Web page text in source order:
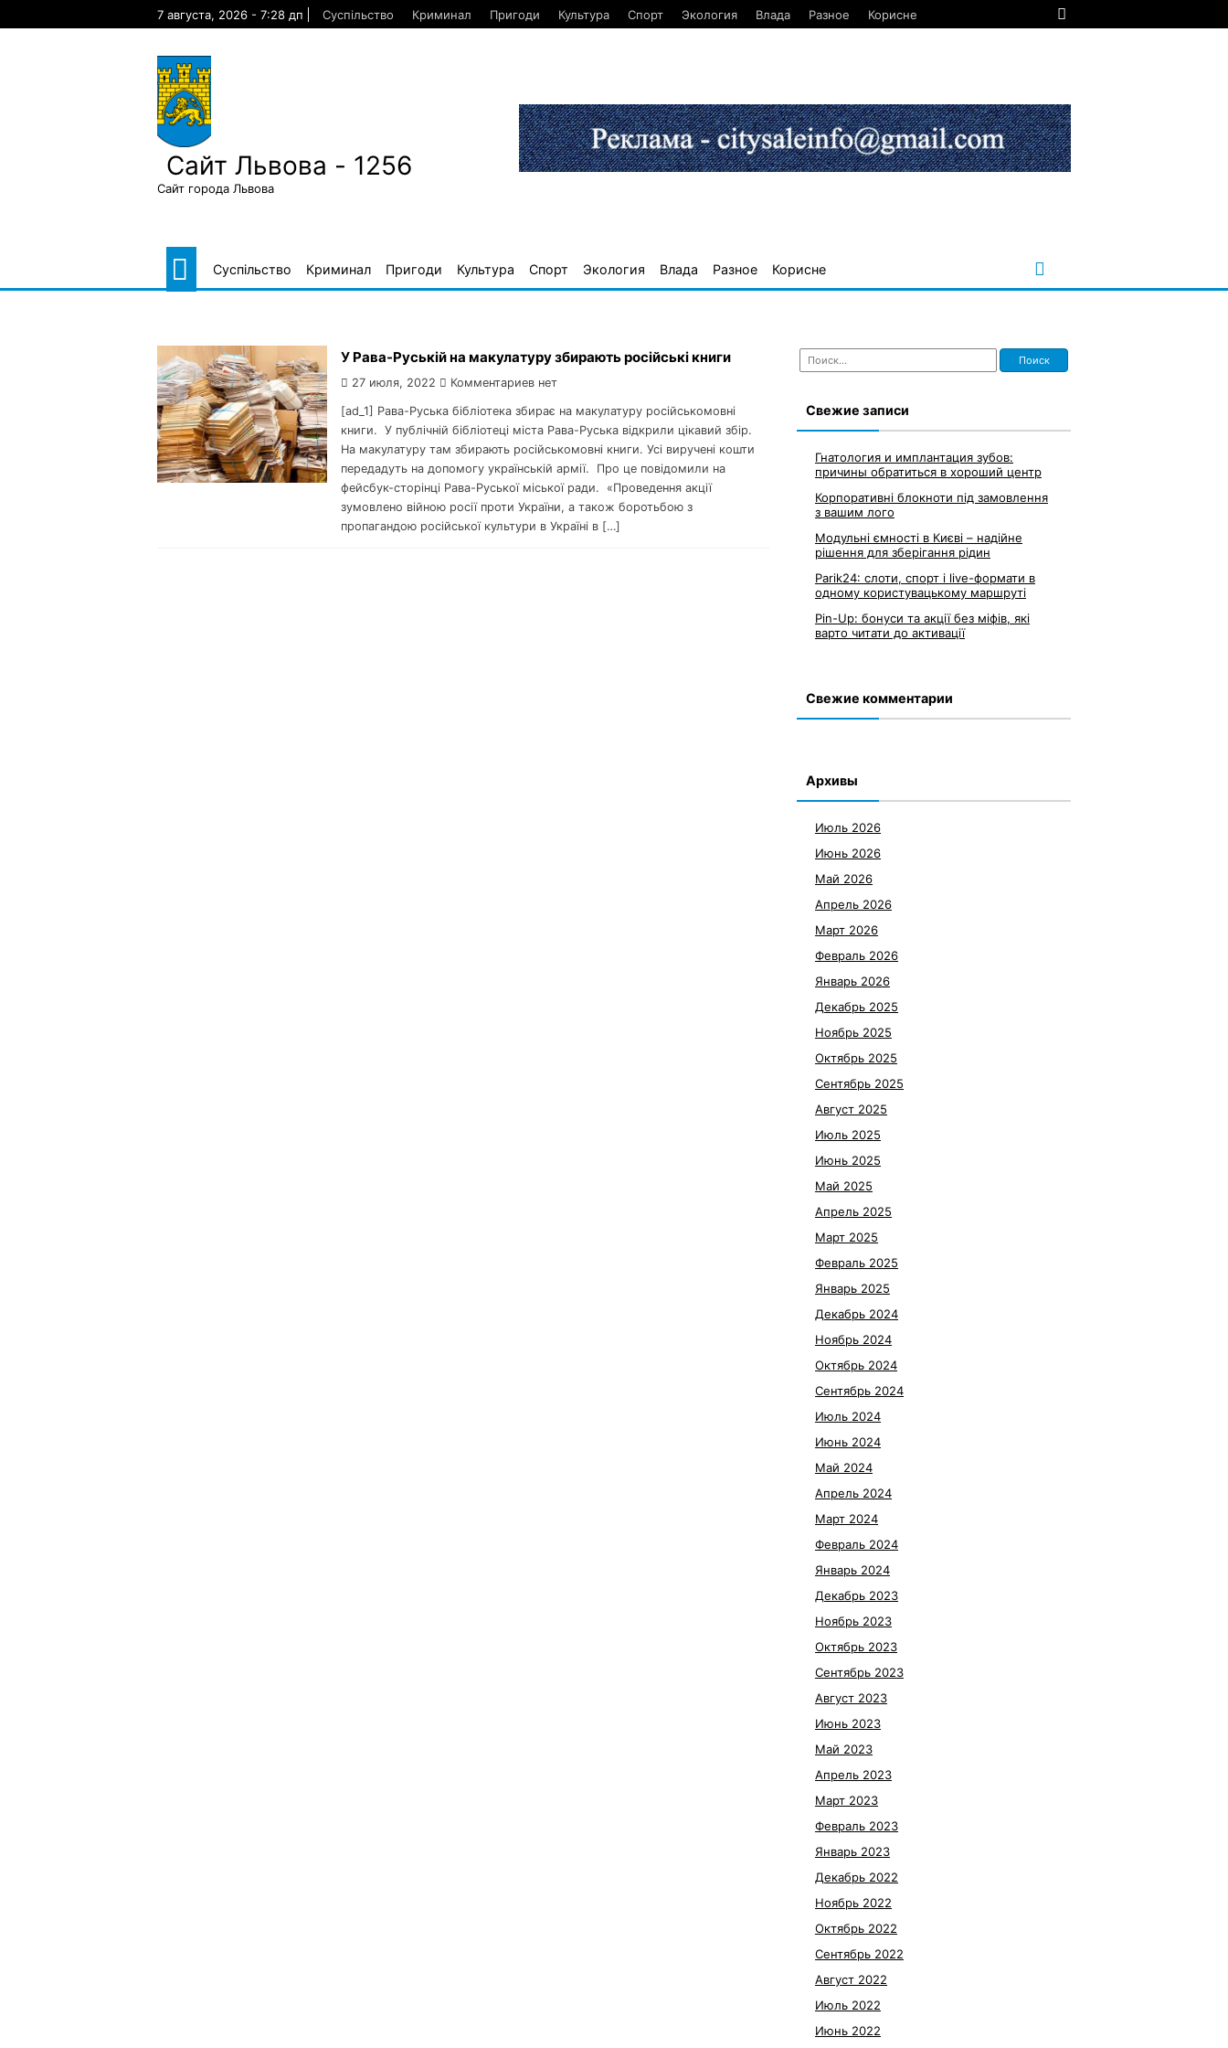
7 августа, 2026 - 7:28 дп Суспільство Криминал Пригоди Культура Спорт Экология Влада Разное Корисне
Сайт Львова - 1256
Сайт города Львова
Суспільство Криминал Пригоди Культура Спорт Экология Влада Разное Корисне
У Рава-Руській на макулатуру збирають російські книги
27 июля, 2022 Комментариев нет
[ad_1] Рава-Руська бібліотека збирає на макулатуру російськомовні
книги. У публічній бібліотеці міста Рава-Руська відкрили цікавий збір.
На макулатуру там збирають російськомовні книги. Усі виручені кошти
передадуть на допомогу українській армії. Про це повідомили на
фейсбук-сторінці Рава-Руської міської ради. «Проведення акції
зумовлено війною росії проти України, а також боротьбою з
пропагандою російської культури в Україні в […]
Найти:
Свежие записи
Гнатология и имплантация зубов:
причины обратиться в хороший центр
Корпоративні блокноти під замовлення
з вашим лого
Модульні ємності в Києві – надійне
рішення для зберігання рідин
Parik24: слоти, спорт і live-формати в
одному користувацькому маршруті
Pin-Up: бонуси та акції без міфів, які
варто читати до активації
Свежие комментарии
Архивы
Июль 2026
Июнь 2026
Май 2026
Апрель 2026
Март 2026
Февраль 2026
Январь 2026
Декабрь 2025
Ноябрь 2025
Октябрь 2025
Сентябрь 2025
Август 2025
Июль 2025
Июнь 2025
Май 2025
Апрель 2025
Март 2025
Февраль 2025
Январь 2025
Декабрь 2024
Ноябрь 2024
Октябрь 2024
Сентябрь 2024
Июль 2024
Июнь 2024
Май 2024
Апрель 2024
Март 2024
Февраль 2024
Январь 2024
Декабрь 2023
Ноябрь 2023
Октябрь 2023
Сентябрь 2023
Август 2023
Июнь 2023
Май 2023
Апрель 2023
Март 2023
Февраль 2023
Январь 2023
Декабрь 2022
Ноябрь 2022
Октябрь 2022
Сентябрь 2022
Август 2022
Июль 2022
Июнь 2022